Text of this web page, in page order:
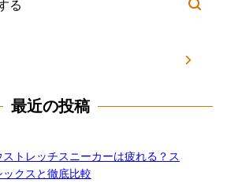
最近の投稿
ストレッチスニーカーは疲れる？ス
クスと徹底比較